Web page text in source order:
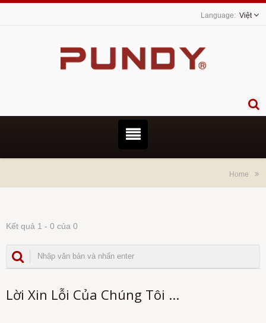
Việt
Home
Kết quả 1 - 0 của 0
Lời Xin Lỗi Của Chúng Tôi ...